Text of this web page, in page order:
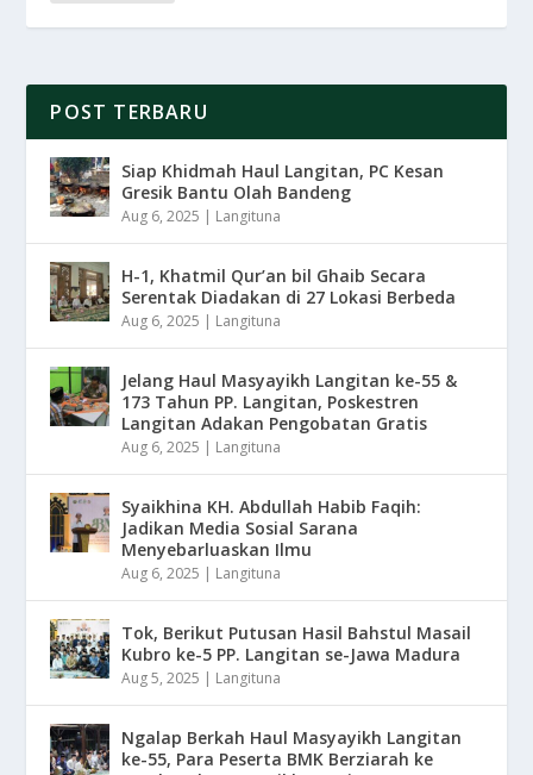
POST TERBARU
Siap Khidmah Haul Langitan, PC Kesan
Gresik Bantu Olah Bandeng
Aug 6, 2025 | Langituna
H-1, Khatmil Qur’an bil Ghaib Secara
Serentak Diadakan di 27 Lokasi Berbeda
Aug 6, 2025 | Langituna
Jelang Haul Masyayikh Langitan ke-55 &
173 Tahun PP. Langitan, Poskestren
Langitan Adakan Pengobatan Gratis
Aug 6, 2025 | Langituna
Syaikhina KH. Abdullah Habib Faqih:
Jadikan Media Sosial Sarana
Menyebarluaskan Ilmu
Aug 6, 2025 | Langituna
Tok, Berikut Putusan Hasil Bahstul Masail
Kubro ke-5 PP. Langitan se-Jawa Madura
Aug 5, 2025 | Langituna
Ngalap Berkah Haul Masyayikh Langitan
ke-55, Para Peserta BMK Berziarah ke